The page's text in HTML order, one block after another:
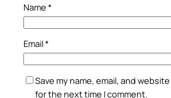
Name *
Email*
Save my name, email, and
for the next time I comment.